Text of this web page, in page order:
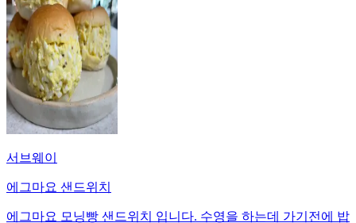
서브웨이
에그마요 샌드위치
에그마요 모닝빵 샌드위치 입니다. 수영을 하는데 가기전에 밥